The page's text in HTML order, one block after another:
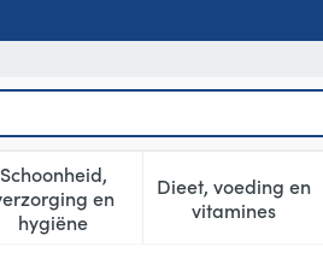
Schoonheid,
en
hygiëne
Toon submenu voor
Dieet, voeding en
vitamines
Toon